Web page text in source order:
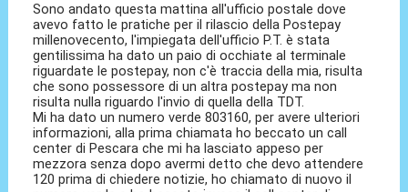
Sono andato questa mattina all'ufficio postale dove
avevo fatto le pratiche per il rilascio della Postepay
millenovecento, l'impiegata dell'ufficio P.T. è stata
gentilissima ha dato un paio di occhiate al terminale
riguardate le postepay, non c'è traccia della mia, risulta
che sono possessore di un altra postepay ma non
risulta nulla riguardo l'invio di quella della TDT.
Mi ha dato un numero verde 803160, per avere ulteriori
informazioni, alla prima chiamata ho beccato un call
center di Pescara che mi ha lasciato appeso per
mezzora senza dopo avermi detto che devo attendere
120 prima di chiedere notizie, ho chiamato di nuovo il